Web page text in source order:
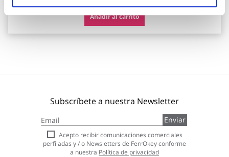
Añadir al carrito
Subscríbete a nuestra Newsletter
a
nuestro
boletín
de
Enviar
Acepto recibir comunicaciones comerciales
perfiladas y / o Newsletters de FerrOkey conforme
a nuestra Política de privacidad